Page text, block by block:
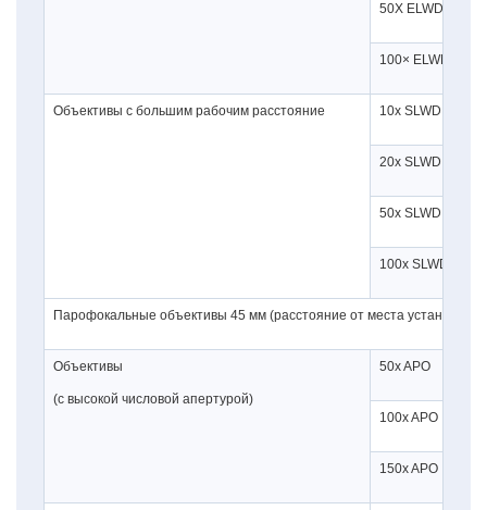
50Х ELWD
100× ELWD
Объективы с большим рабочим расстояние 10х SLWD
20х SLWD
50х SLWD
100х SLWD
Парофокальные объективы 45 мм (расстояние от места установки
Объективы
(с высокой числовой апертурой)
50x APO
100x APO
150x APO